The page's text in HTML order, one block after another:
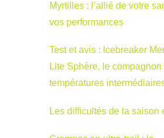
Myrtilles : l’allié de votre
vos performances
Test et avis : Icebreaker
Lite Sphère, le
températures
Les difficultés de la saison